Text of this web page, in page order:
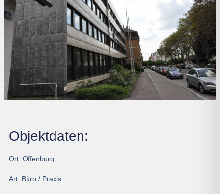
Objektdaten:
Ort: Offenburg
Art: Büro / Praxis